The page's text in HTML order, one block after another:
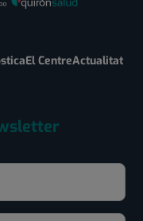
El CentreActualitat